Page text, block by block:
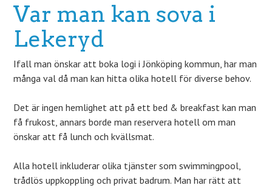
Var man kan sova i
Lekeryd
Ifall man önskar att boka logi i Jönköping kommun, har man
många val då man kan hitta olika hotell för diverse behov.
Det är ingen hemlighet att på ett bed & breakfast kan man
få frukost, annars borde man reservera hotell om man
önskar att få lunch och kvällsmat.
Alla hotell inkluderar olika tjänster som swimmingpool,
trådlös uppkoppling och privat badrum. Man har rätt att